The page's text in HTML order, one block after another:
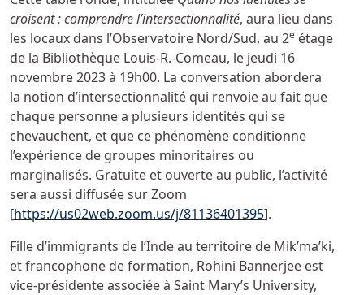
croisent : comprendre l’intersectionnalité, aura lieu dans
les locaux dans l’Observatoire Nord/Sud, au 2e étage
de la Bibliothèque Louis-R.-Comeau, le jeudi 16
novembre 2023 à 19h00. La conversation abordera
la notion d’intersectionnalité qui renvoie au fait que
chaque personne a plusieurs identités qui se
chevauchent, et que ce phénomène conditionne
l’expérience de groupes minoritaires ou
marginalisés. Gratuite et ouverte au public, l’activité
sera aussi diffusée sur Zoom
[https://us02web.zoom.us/j/81136401395].
Fille d’immigrants de l’Inde au territoire de Mik’ma’ki,
et francophone de formation, Rohini Bannerjee est
vice-présidente associée à Saint Mary’s University,